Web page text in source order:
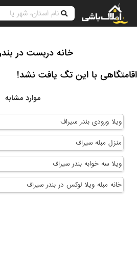
خانه دربست در
اقامتگاهی با این تگ یافت نشد!
موارد مشابه
ویلا ورودی بندر سیراف
منزل مبله سیراف
ویلا سه خوابه بندر سیراف
خانه مبله ویلا لوکس در بندر سیراف